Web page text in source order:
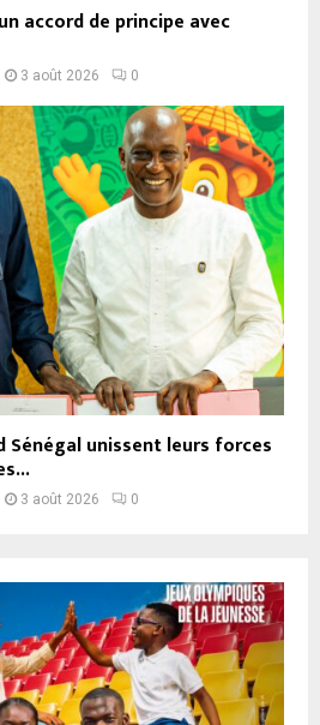
accord de principe avec
3 août 2026 0
Sénégal unissent leurs forces
3 août 2026 0